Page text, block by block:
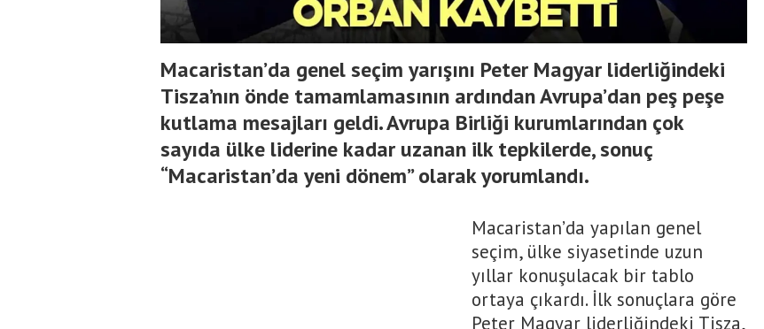
Macaristan’da genel seçim yarışını Peter Magyar liderliğindeki
Tisza’nın önde tamamlamasının ardından Avrupa’dan peş peşe
kutlama mesajları geldi. Avrupa Birliği kurumlarından çok
sayıda ülke liderine kadar uzanan ilk tepkilerde, sonuç
“Macaristan’da yeni dönem” olarak yorumlandı.
Macaristan’da yapılan genel
seçim, ülke siyasetinde uzun
yıllar konuşulacak bir tablo
ortaya çıkardı. İlk sonuçlara göre
Peter Magyar liderliğindeki Tisza,